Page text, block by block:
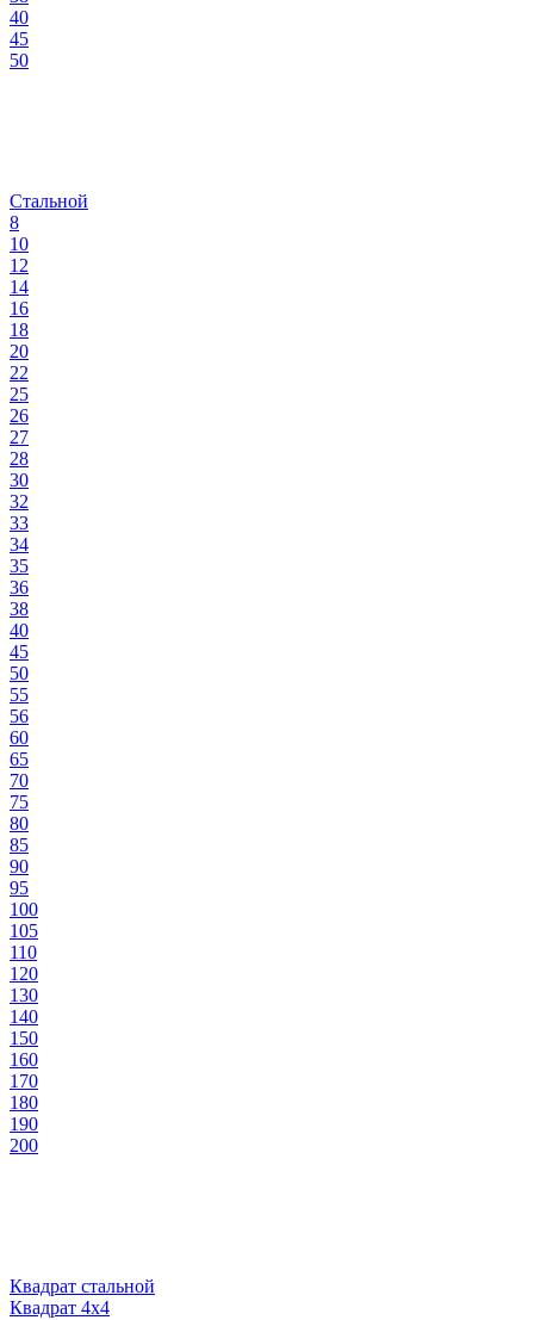
40
45
50
Стальной
8
10
12
14
16
18
20
22
25
26
27
28
30
32
33
34
35
36
38
40
45
50
55
56
60
65
70
75
80
85
90
95
100
105
110
120
130
140
150
160
170
180
190
200
Квадрат стальной
Квадрат 4х4